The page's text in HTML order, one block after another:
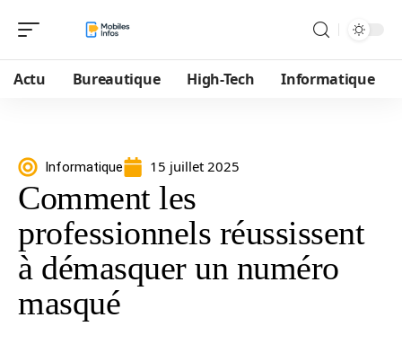
Actu Bureautique High-Tech Informatique
Informatique 15 juillet 2025
Comment les
professionnels réussissent
à démasquer un numéro
masqué